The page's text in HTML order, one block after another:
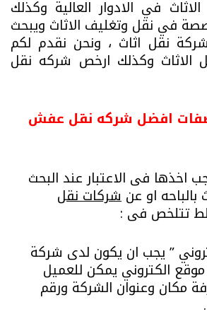
في الادوار العالية وكذلك
في نقل وتغليف الاثاث ويبحث
نقل اثاث ، ونحن نقدم لكم
الاثاث وكذلك ارخص شركه نقل
افضل شركه نقل عفش
اخذها فى الاعتبار عند البحث
او عن شركات نقل
تتلخص فى :
” يجب ان يكون لدى شركة
موقع الكتروني يمكن للعميل
مكان وعنوان الشركة ورقم